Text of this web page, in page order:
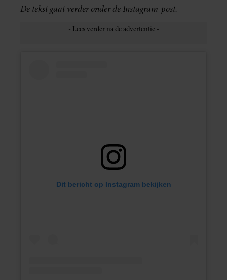
De tekst gaat verder onder de Instagram-post.
Dit bericht op Instagram bekijken